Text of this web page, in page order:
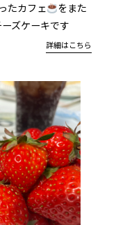
たカフェ
をまた
ーズケーキです
詳細はこちら